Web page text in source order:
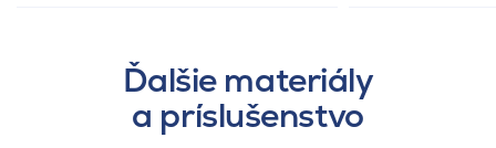
Ďalšie materiály
a príslušenstvo